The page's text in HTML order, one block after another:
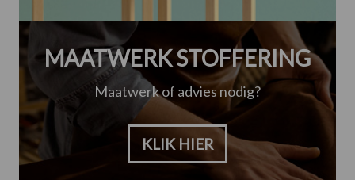
MAATWERK STOFFERING
Maatwerk of advies nodig?
KLIK HIER